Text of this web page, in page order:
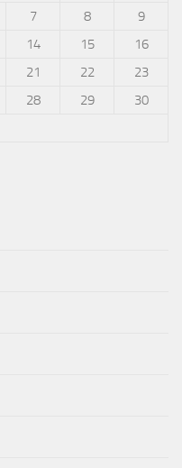
7 8
9
14 15
16
21 22
23
28 29
30